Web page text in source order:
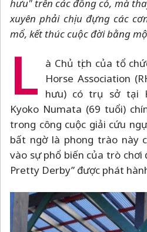
hưu" trên các đồng cỏ, mà
xuyên phải chịu đựng các
mổ, kết thúc cuộc đời bằng
L
à Chủ tịch của tổ
Horse Association
hưu) có trụ sở tại
Kyoko Numata (69 tuổi)
trong công cuộc giải cứu
bất ngờ là phong trào này
vào sự phổ biến của trò chơi
Pretty Derby” được phát